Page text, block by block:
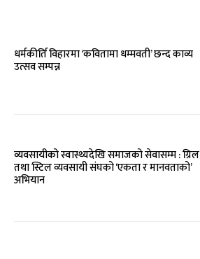
धर्मकीर्ति विहारमा ‘कवितामा धम्मवती’ छन्द काव्य
उत्सव सम्पन्न
व्यवसायीको स्वास्थ्यदेखि समाजको सेवासम्म : ग्रिल
तथा स्टिल व्यवसायी संघको ‘एकता र मानवताको’
अभियान